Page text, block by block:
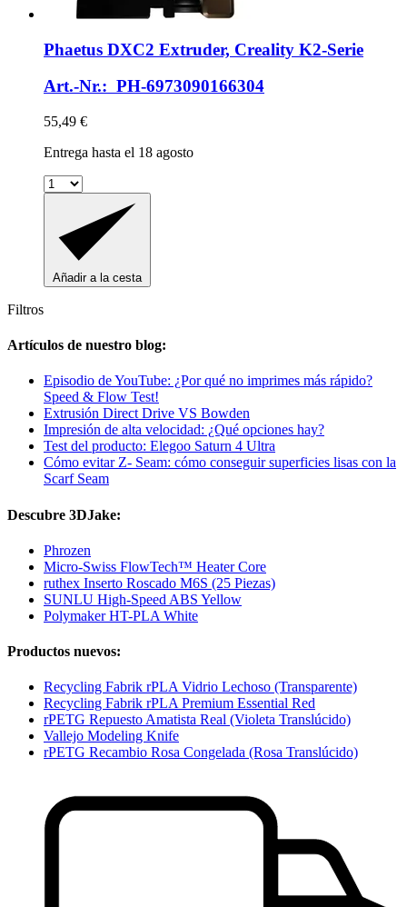
Phaetus DXC2 Extruder, Creality K2-​Serie
Art.-Nr.: PH-6973090166304
55,49 €
Entrega hasta el 18 agosto
Añadir a la cesta
Filtros
Artículos de nuestro blog:
Episodio de YouTube: ¿Por qué no imprimes más rápido?
Speed & Flow Test!
Extrusión Direct Drive VS Bowden
Impresión de alta velocidad: ¿Qué opciones hay?
Test del producto: Elegoo Saturn 4 Ultra
Cómo evitar Z- Seam: cómo conseguir superficies lisas con la
Scarf Seam
Descubre 3DJake:
Phrozen
Micro-Swiss FlowTech™ Heater Core
ruthex Inserto Roscado M6S (25 Piezas)
SUNLU High-Speed ABS Yellow
Polymaker HT-PLA White
Productos nuevos:
Recycling Fabrik rPLA Vidrio Lechoso (Transparente)
Recycling Fabrik rPLA Premium Essential Red
rPETG Repuesto Amatista Real (Violeta Translúcido)
Vallejo Modeling Knife
rPETG Recambio Rosa Congelada (Rosa Translúcido)